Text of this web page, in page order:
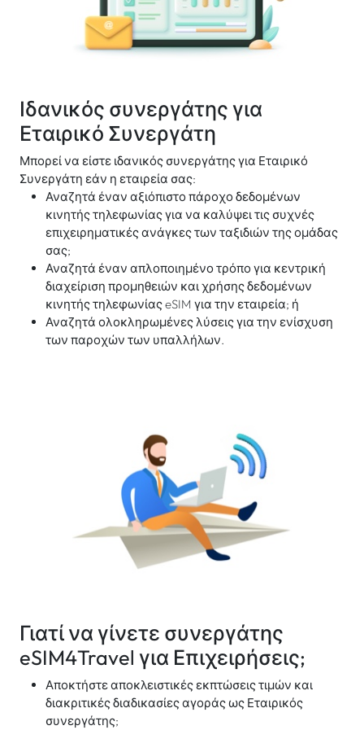
Ιδανικός συνεργάτης για
Εταιρικό Συνεργάτη
Μπορεί να είστε ιδανικός συνεργάτης για Εταιρικό
Συνεργάτη εάν η εταιρεία σας:
Αναζητά έναν αξιόπιστο πάροχο δεδομένων
κινητής τηλεφωνίας για να καλύψει τις συχνές
επιχειρηματικές ανάγκες των ταξιδιών της ομάδας
σας;
Αναζητά έναν απλοποιημένο τρόπο για κεντρική
διαχείριση προμηθειών και χρήσης δεδομένων
κινητής τηλεφωνίας eSIM για την εταιρεία; ή
Αναζητά ολοκληρωμένες λύσεις για την ενίσχυση
των παροχών των υπαλλήλων.
Γιατί να γίνετε συνεργάτης
eSIM4Travel για Επιχειρήσεις;
Αποκτήστε αποκλειστικές εκπτώσεις τιμών και
διακριτικές διαδικασίες αγοράς ως Εταιρικός
συνεργάτης;